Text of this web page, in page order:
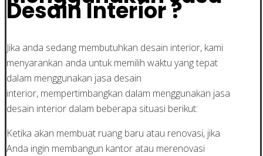
Desain Interior ?
Jika anda sedang membutuhkan desain interior, kami
menyarankan anda untuk memilih waktu yang tepat
dalam menggunakan jasa desain
interior, mempertimbangkan dalam menggunakan jasa
desain interior dalam beberapa situasi berikut:
Ketika akan membuat ruang baru atau renovasi, jika
Anda ingin membangun kantor atau merenovasi